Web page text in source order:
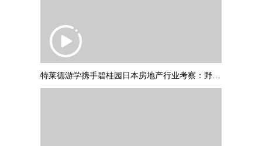
特莱德游学携手碧桂园日本房地产行业考察：野村不动产调研参访